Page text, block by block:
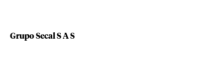
Grupo Secal S A S